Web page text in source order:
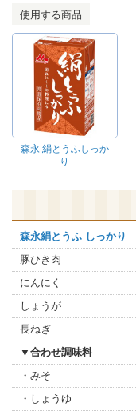
使用する商品
森永 絹とうふしっか
り
森永絹とうふ しっかり
豚ひき肉
にんにく
しょうが
長ねぎ
▼合わせ調味料
・みそ
・しょうゆ